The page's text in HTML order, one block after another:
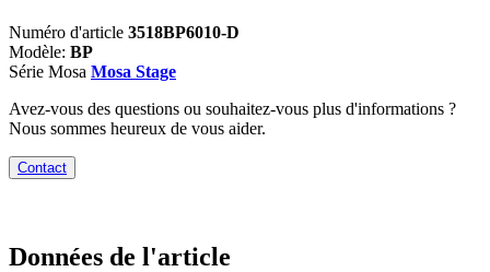
Numéro d'article 3518BP6010-D
Modèle: BP
Série Mosa Mosa Stage
Avez-vous des questions ou souhaitez-vous plus d'informations ?
Nous sommes heureux de vous aider.
Contact
Données de l'article